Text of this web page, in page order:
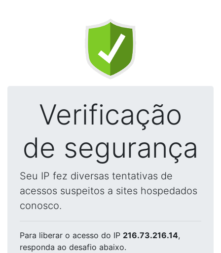
Verificação
de segurança
Seu IP fez diversas tentativas de
acessos suspeitos a sites hospedados
conosco.
Para liberar o acesso do IP 216.73.216.14,
responda ao desafio abaixo.